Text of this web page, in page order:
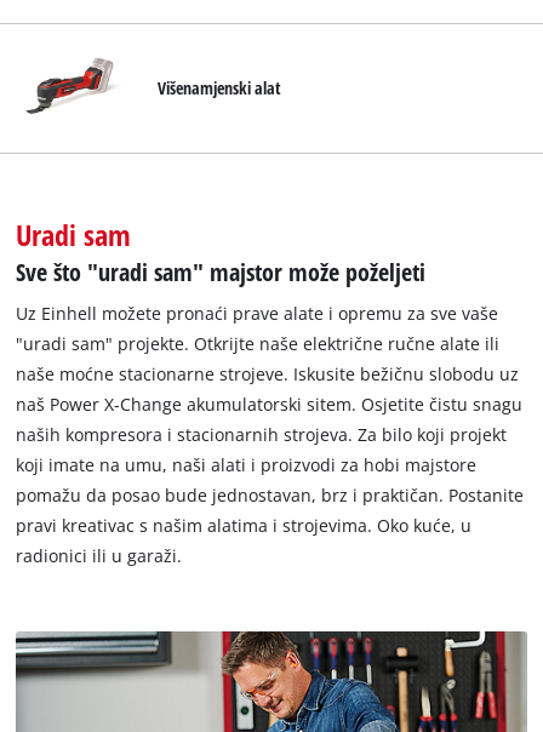
Višenamjenski alat
Uradi sam
Sve što "uradi sam" majstor može poželjeti
Uz Einhell možete pronaći prave alate i opremu za sve vaše
"uradi sam" projekte. Otkrijte naše električne ručne alate ili
naše moćne stacionarne strojeve. Iskusite bežičnu slobodu uz
naš Power X-Change akumulatorski sitem. Osjetite čistu snagu
naših kompresora i stacionarnih strojeva. Za bilo koji projekt
koji imate na umu, naši alati i proizvodi za hobi majstore
pomažu da posao bude jednostavan, brz i praktičan. Postanite
pravi kreativac s našim alatima i strojevima. Oko kuće, u
radionici ili u garaži.